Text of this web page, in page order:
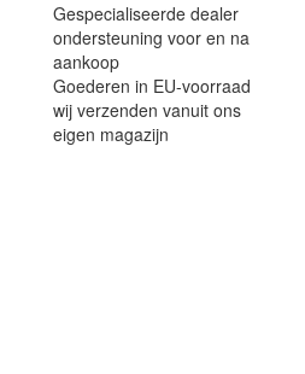
Gespecialiseerde dealer
ondersteuning voor en na
aankoop
Goederen in EU-voorraad
wij verzenden vanuit ons
eigen magazijn